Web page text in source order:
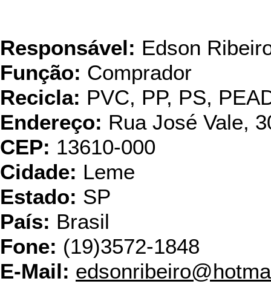
Responsável: Edson
Função: Comprador
Recicla: PVC, PP, PS,
Endereço: Rua José Vale,
CEP: 13610-000
Cidade: Leme
Estado: SP
País: Brasil
Fone: (19)3572-1848
E-Mail: